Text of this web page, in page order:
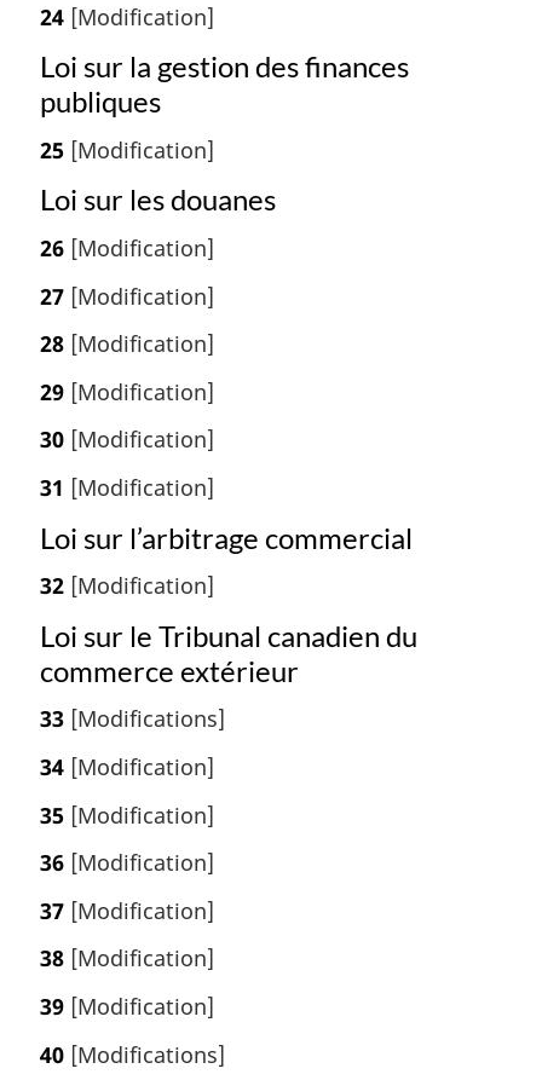
24 [Modification]
Loi sur la gestion des finances
publiques
25 [Modification]
Loi sur les douanes
26 [Modification]
27 [Modification]
28 [Modification]
29 [Modification]
30 [Modification]
31 [Modification]
Loi sur l’arbitrage commercial
32 [Modification]
Loi sur le Tribunal canadien du
commerce extérieur
33 [Modifications]
34 [Modification]
35 [Modification]
36 [Modification]
37 [Modification]
38 [Modification]
39 [Modification]
40 [Modifications]